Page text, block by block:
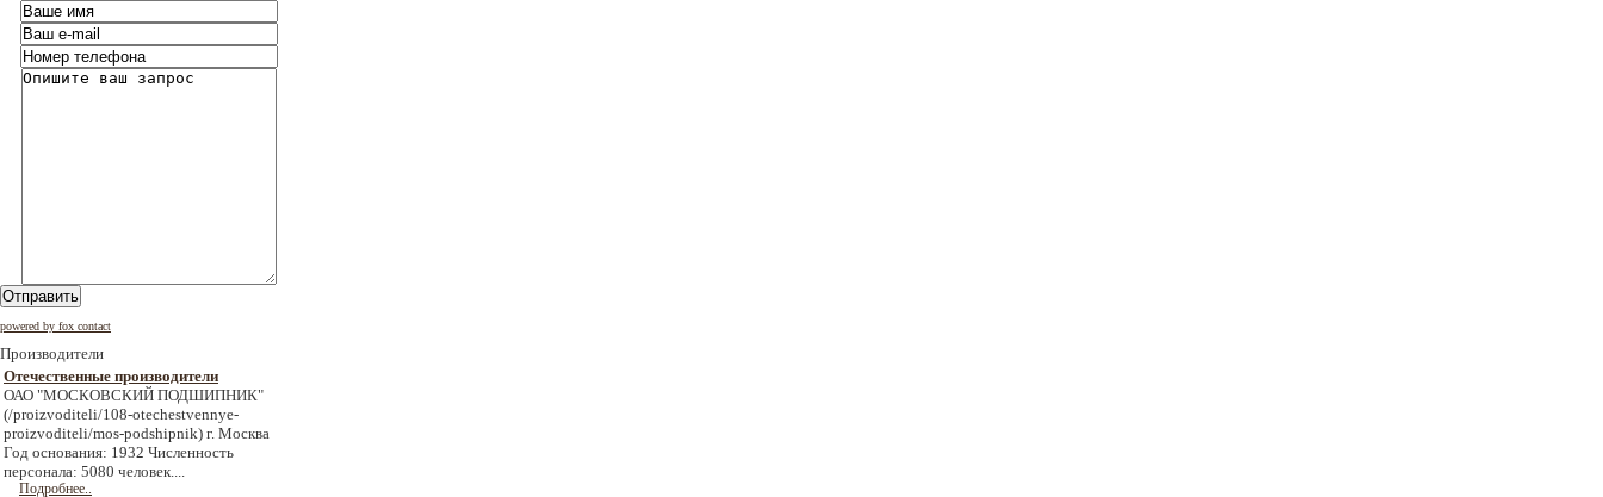
Отправить
powered by fox contact
Производители
Отечественные производители
ОАО "МОСКОВСКИЙ ПОДШИПНИК"
(/proizvoditeli/108-otechestvennye-
proizvoditeli/mos-podshipnik) г. Москва
Год основания: 1932 Численность
персонала: 5080 человек....
Подробнее..